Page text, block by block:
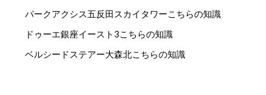
パークアクシス五反田スカイタワーこちらの知識
ドゥーエ銀座イースト3こちらの知識
ベルシードステアー大森北こちらの知識